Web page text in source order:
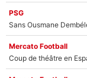
PSG
Mercato Football